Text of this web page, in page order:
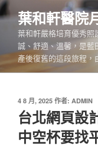
跳
至
內
葉和軒醫院
葉和軒嚴格培育優秀
誠、舒適、溫馨，是藍
產後復舊的這段旅程，
發
佈
於
4 8 月, 2025 作者: ADMIN
台北網頁設
中空杯要找